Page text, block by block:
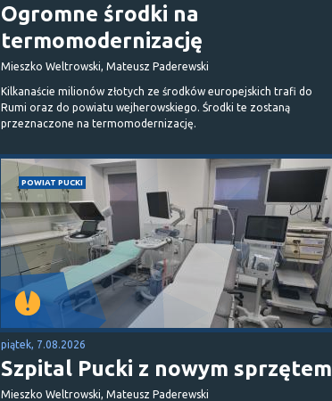
Ogromne środki na
termomodernizację
Mieszko Weltrowski, Mateusz Paderewski
Kilkanaście milionów złotych ze środków europejskich trafi do
Rumi oraz do powiatu wejherowskiego. Środki te zostaną
przeznaczone na termomodernizację.
POWIAT PUCKI
piątek, 7.08.2026
Szpital Pucki z nowym sprzętem
Mieszko Weltrowski, Mateusz Paderewski